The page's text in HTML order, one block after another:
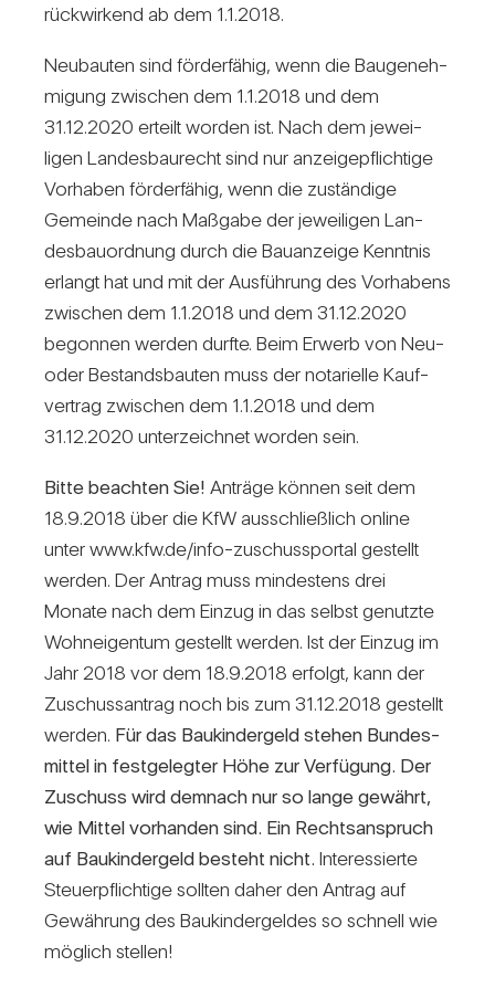
rück­wir­kend ab dem 1.1.2018.
Neu­bauten sind för­der­fähig, wenn die Bau­ge­neh­
mi­gung zwi­schen dem 1.1.2018 und dem
31.12.2020 erteilt worden ist. Nach dem jewei­
ligen Lan­des­bau­recht sind nur anzei­ge­pflich­tige
Vor­haben för­der­fähig, wenn die zustän­dige
Gemeinde nach Maß­gabe der jewei­ligen Lan­
des­bau­ord­nung durch die Bau­an­zeige Kenntnis
erlangt hat und mit der Aus­füh­rung des Vor­ha­bens
zwi­schen dem 1.1.2018 und dem 31.12.2020
begonnen werden durfte. Beim Erwerb von Neu-
oder Bestands­bauten muss der nota­ri­elle Kauf­
ver­trag zwi­schen dem 1.1.2018 und dem
31.12.2020 unter­zeichnet worden sein.
Bitte beachten Sie! Anträge können seit dem
18.9.2018 über die KfW aus­schließ­lich online
unter www.kfw.de/info-zuschussportal gestellt
werden. Der Antrag muss min­des­tens drei
Monate nach dem Einzug in das selbst genutzte
Wohn­ei­gentum gestellt werden. Ist der Einzug im
Jahr 2018 vor dem 18.9.2018 erfolgt, kann der
Zuschuss­an­trag noch bis zum 31.12.2018 gestellt
werden. Für das Bau­kin­der­geld stehen Bun­des­
mittel in fest­gelegter Höhe zur Ver­fü­gung. Der
Zuschuss wird dem­nach nur so lange gewährt,
wie Mittel vor­handen sind. Ein Rechts­an­spruch
auf Bau­kin­der­geld besteht nicht. Inter­es­sierte
Steu­er­pflich­tige sollten daher den Antrag auf
Gewäh­rung des Bau­kin­der­geldes so schnell wie
mög­lich stellen!